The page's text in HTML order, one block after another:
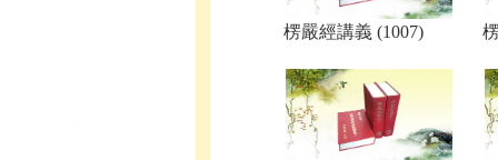
楞嚴經講義 (1007)